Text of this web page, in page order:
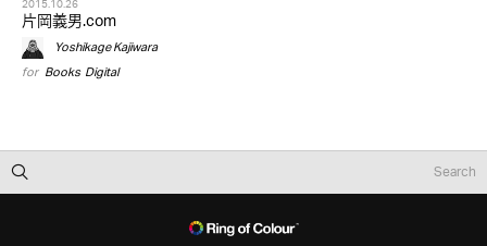
片岡義男.com
Yoshikage Kajiwara
for Books,Digital